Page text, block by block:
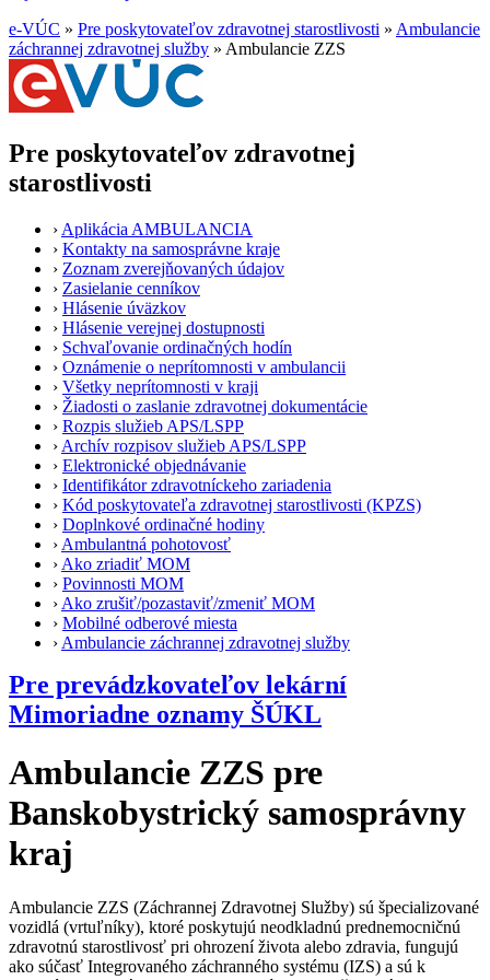
e-VÚC » Pre poskytovateľov zdravotnej starostlivosti » Ambulancie
záchrannej zdravotnej služby » Ambulancie ZZS
Pre poskytovateľov zdravotnej
starostlivosti
› Aplikácia AMBULANCIA
› Kontakty na samosprávne kraje
› Zoznam zverejňovaných údajov
› Zasielanie cenníkov
› Hlásenie úväzkov
› Hlásenie verejnej dostupnosti
› Schvaľovanie ordinačných hodín
› Oznámenie o neprítomnosti v ambulancii
› Všetky neprítomnosti v kraji
› Žiadosti o zaslanie zdravotnej dokumentácie
› Rozpis služieb APS/LSPP
› Archív rozpisov služieb APS/LSPP
› Elektronické objednávanie
› Identifikátor zdravotníckeho zariadenia
› Kód poskytovateľa zdravotnej starostlivosti (KPZS)
› Doplnkové ordinačné hodiny
› Ambulantná pohotovosť
› Ako zriadiť MOM
› Povinnosti MOM
› Ako zrušiť/pozastaviť/zmeniť MOM
› Mobilné odberové miesta
› Ambulancie záchrannej zdravotnej služby
Pre prevádzkovateľov lekární
Mimoriadne oznamy ŠÚKL
Ambulancie ZZS pre
Banskobystrický samosprávny
kraj
Ambulancie ZZS (Záchrannej Zdravotnej Služby) sú špecializované
vozidlá (vrtuľníky), ktoré poskytujú neodkladnú prednemocničnú
zdravotnú starostlivosť pri ohrození života alebo zdravia, fungujú
ako súčasť Integrovaného záchranného systému (IZS) a sú k